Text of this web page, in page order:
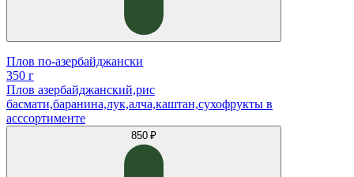
Плов по-азербайджански
350 г
Плов азербайджанский,рис
басмати,баранина,лук,алча,каштан,сухофрукты в
асссортименте
850 ₽